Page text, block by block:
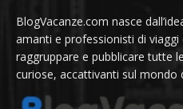
BlogVacanze.com nasce
amanti e professionisti di viaggi
raggruppare e pubblicare tutte
curiose, accattivanti sul mondo